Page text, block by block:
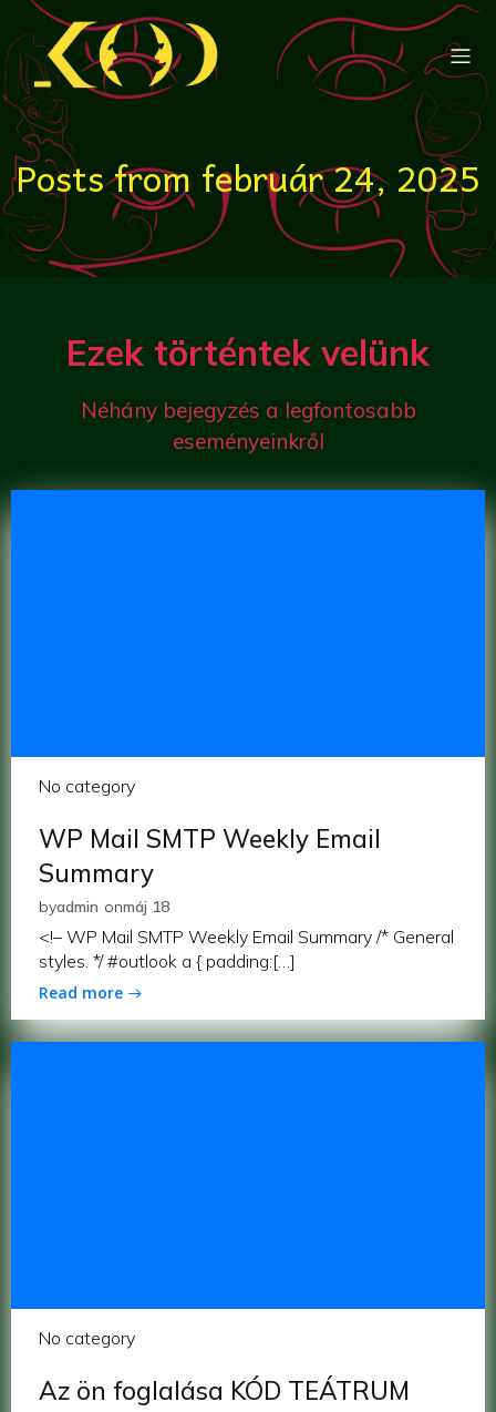
Posts from február 24, 2025
Ezek történtek velünk
Néhány bejegyzés a legfontosabb
eseményeinkről
No category
WP Mail SMTP Weekly Email
Summary
byadmin onmáj 18
<!– WP Mail SMTP Weekly Email Summary /* General
styles. */ #outlook a { padding:[…]
Read more
No category
Az ön foglalása KÓD TEÁTRUM